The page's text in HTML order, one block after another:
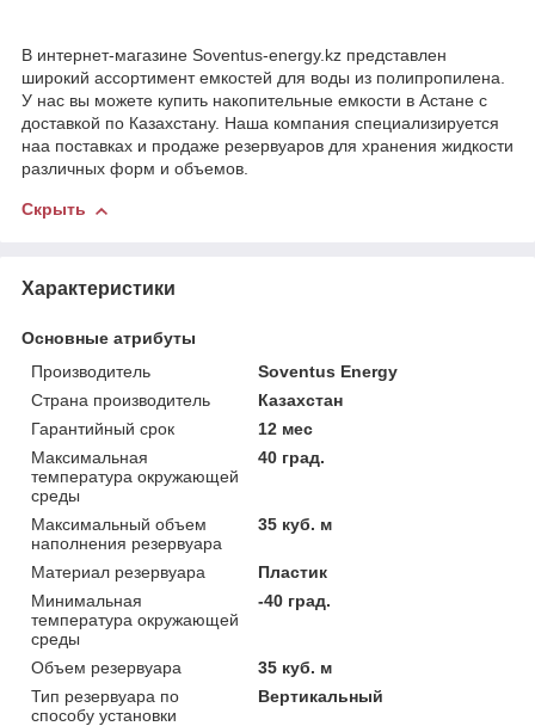
В интернет-магазине Soventus-energy.kz представлен
широкий ассортимент емкостей для воды из полипропилена.
У нас вы можете купить накопительные емкости в Астане с
доставкой по Казахстану. Наша компания специализируется
наа поставках и продаже резервуаров для хранения жидкости
различных форм и объемов.
Скрыть
Характеристики
Основные атрибуты
Производитель
Soventus Energy
Страна производитель
Казахстан
Гарантийный срок
12 мес
Максимальная
температура окружающей
среды
40 град.
Максимальный объем
наполнения резервуара
35 куб. м
Материал резервуара
Пластик
Минимальная
температура окружающей
среды
-40 град.
Объем резервуара
35 куб. м
Тип резервуара по
способу установки
Вертикальный